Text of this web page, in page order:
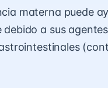
materna puede
a sus